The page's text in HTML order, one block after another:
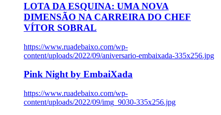
LOTA DA ESQUINA: UMA NOVA
DIMENSÃO NA CARREIRA DO CHEF
VÍTOR SOBRAL
https://www.ruadebaixo.com/wp-
content/uploads/2022/09/aniversario-embaixada-335x256.jpg
Pink Night by EmbaiXada
https://www.ruadebaixo.com/wp-
content/uploads/2022/09/img_9030-335x256.jpg